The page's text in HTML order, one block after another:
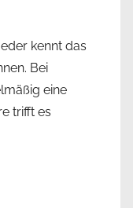
kennt das
Bei
eine
trifft es